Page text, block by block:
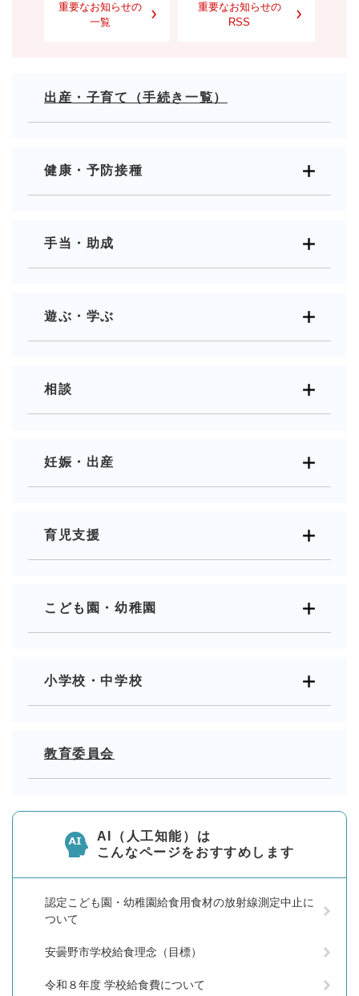
重要なお知らせの
一覧
重要なお知らせの
RSS
出産・子育て（手続き一覧）
健康・予防接種
手当・助成
遊ぶ・学ぶ
相談
妊娠・出産
育児支援
こども園・幼稚園
小学校・中学校
教育委員会
AI（人工知能）は
こんなページをおすすめします
認定こども園・幼稚園給食用食材の放射線測定中止に
ついて
安曇野市学校給食理念（目標）
令和８年度 学校給食費について